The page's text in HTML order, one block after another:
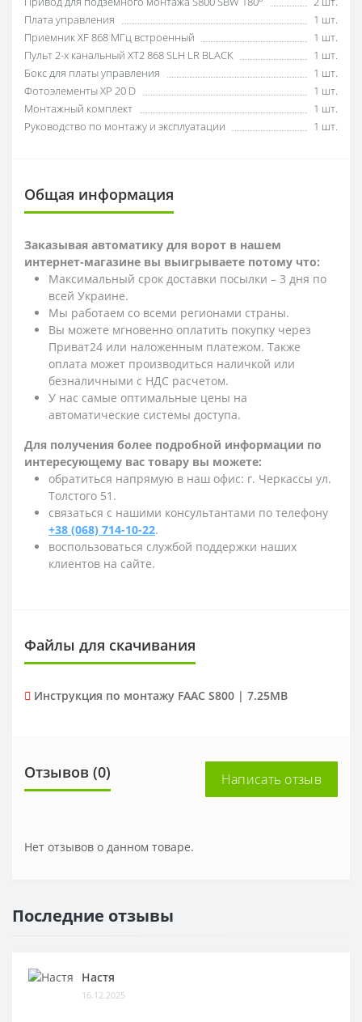
Плата управления
1 шт.
Приемник XF 868 МГц встроенный
1 шт.
Пульт 2-х канальный XT2 868 SLH LR BLACK
1 шт.
Бокс для платы управления
1 шт.
Фотоэлементы XP 20 D
1 шт.
Монтажный комплект
1 шт.
Руководство по монтажу и эксплуатации
1 шт.
Общая информация
Заказывая автоматику для ворот в нашем
интернет-магазине вы выигрываете потому что:
Максимальный срок доставки посылки – 3 дня по
всей Украине.
Мы работаем со всеми регионами страны.
Вы можете мгновенно оплатить покупку через
Приват24 или наложенным платежом. Также
оплата может производиться наличкой или
безналичными с НДС расчетом.
У нас самые оптимальные цены на
автоматические системы доступа.
Для получения более подробной информации по
интересующему вас товару вы можете:
обратиться напрямую в наш офис: г. Черкассы ул.
Толстого 51.
связаться с нашими консультантами по телефону
+38 (068) 714-10-22.
воспользоваться службой поддержки наших
клиентов на сайте.
Файлы для скачивания
Инструкция по монтажу FAAC S800 | 7.25MB
Отзывов (0) Написать отзыв
Нет отзывов о данном товаре.
Последние отзывы
Настя
16.12.2025